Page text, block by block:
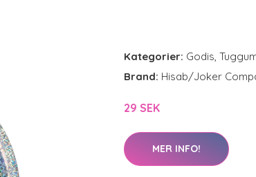
Kategorier: Godis,
Brand: Hisab/Joker
29 SEK
MER INFO!